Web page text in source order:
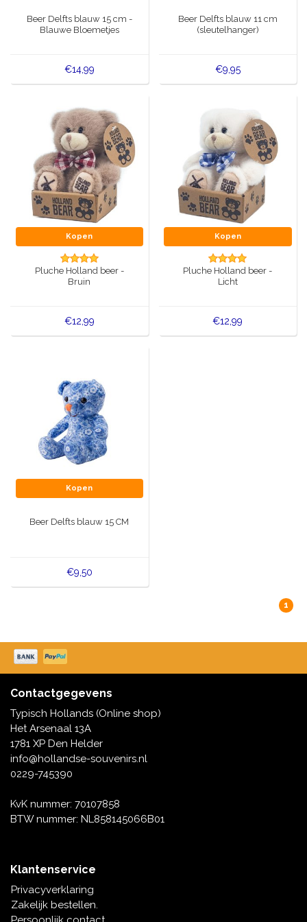
Wens & Ansichtkaarten
Koninghuis artikelen
Wandborden - Gekleurd en Delfts blauw
Peper en Zout stelletjes
Speelkaarten
Delfts blauwe magneten
Beer Delfts blauw 15 cm -
Blauwe Bloemetjes
€14,99
Beer Delfts blauw 11 cm
(sleutelhanger)
€9,95
Kopen
Pluche Holland beer -
Bruin
€12,99
Kopen
Pluche Holland beer -
Licht
€12,99
Kopen
Beer Delfts blauw 15 CM
€9,50
1
Contactgegevens
Typisch Hollands (Online shop)
Het Arsenaal 13A
1781 XP Den Helder
info@hollandse-souvenirs.nl
0229-745390
KvK nummer: 70107858
BTW nummer: NL858145066B01
Klantenservice
Privacyverklaring
Zakelijk bestellen.